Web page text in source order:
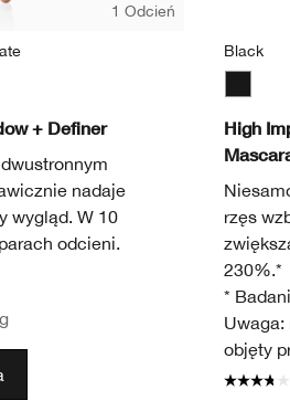
1 Odcień
+ Definer
nadaje
wygląd. W 10
odcieni.
Black
High
rzęs
230%.*
*
Uwaga:
objęty